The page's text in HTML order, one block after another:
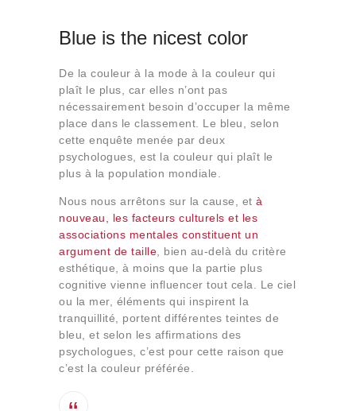
Blue is the nicest color
De la couleur à la mode à la couleur qui
plaît le plus, car elles n’ont pas
nécessairement besoin d’occuper la même
place dans le classement. Le bleu, selon
cette enquête menée par deux
psychologues, est la couleur qui plaît le
plus à la population mondiale.
Nous nous arrêtons sur la cause, et à
nouveau, les facteurs culturels et les
associations mentales constituent un
argument de taille , bien au-delà du critère
esthétique, à moins que la partie plus
cognitive vienne influencer tout cela. Le ciel
ou la mer, éléments qui inspirent la
tranquillité, portent différentes teintes de
bleu, et selon les affirmations des
psychologues, c’est pour cette raison que
c’est la couleur préférée.